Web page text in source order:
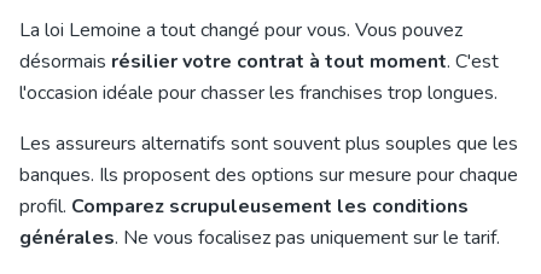
La loi Lemoine a tout changé pour vous. Vous pouvez
désormais résilier votre contrat à tout moment. C'est
l'occasion idéale pour chasser les franchises trop longues.
Les assureurs alternatifs sont souvent plus souples que les
banques. Ils proposent des options sur mesure pour chaque
profil. Comparez scrupuleusement les conditions
générales. Ne vous focalisez pas uniquement sur le tarif.